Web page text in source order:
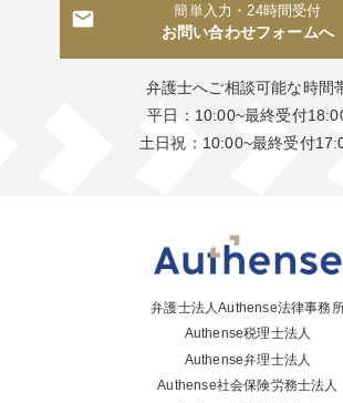
簡単入力・24時間受付
お問い合わせフォームへ
弁護士へご相談可能な時間
平日：10:00~最終受付
土日祝：10:00~最終受付
弁護士法人Authense法律事務
Authense税理士法人
Authense弁理士法人
Authense社会保険労務士法人